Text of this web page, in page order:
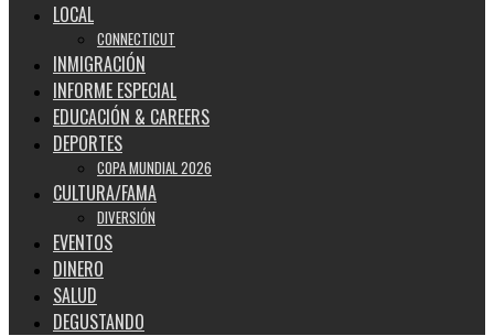
LOCAL
CONNECTICUT
INMIGRACIÓN
INFORME ESPECIAL
EDUCACIÓN & CAREERS
DEPORTES
COPA MUNDIAL 2026
CULTURA/FAMA
DIVERSIÓN
EVENTOS
DINERO
SALUD
DEGUSTANDO